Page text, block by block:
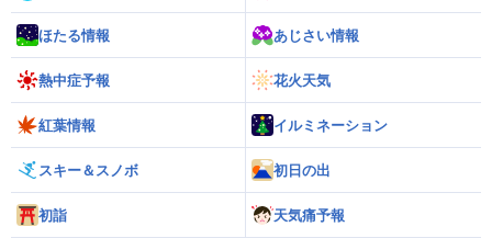
ほたる情報 あじさい情報
熱中症予報 花火天気
紅葉情報 イルミネーション
スキー＆スノボ 初日の出
初詣 天気痛予報